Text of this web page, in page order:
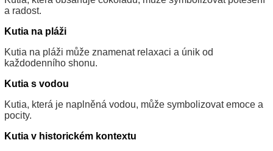
a radost.
Kutia na pláži
Kutia na pláži může znamenat relaxaci a únik od
každodenního shonu.
Kutia s vodou
Kutia, která je naplněná vodou, může symbolizovat emoce a
pocity.
Kutia v historickém kontextu